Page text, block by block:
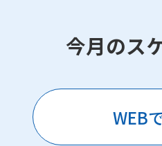
今月のス
WEB